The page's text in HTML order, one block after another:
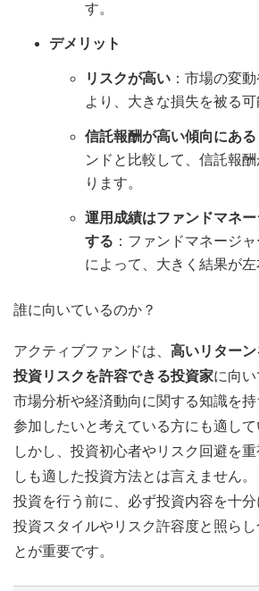
す。
デメリット
リスクが高い ：市場の変
より、大きな損失を被る可
信託報酬が高い傾向にある
ンドと比較して、信託報
ります。
運用成績はファンドマネ
する ：ファンドマネージ
によって、大きく結果が左
誰に向いているのか？
アクティブファンドは、 高いリター
投資リスクを許容できる投資家に向い
市場分析や経済動向に関する知識を
参加したいと考えている方にも適して
しかし、投資初心者やリスク回避を
しも適した投資方法とは言えません。
投資を行う前に、必ず投資内容を十
投資スタイルやリスク許容度と照ら
とが重要です。